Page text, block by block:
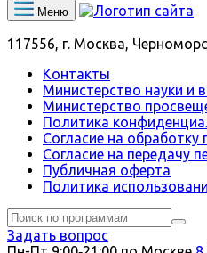
Меню
117556, г. Москва,
Контакты
Министерство науки и
Министерство
Политика
Согласие на
Согласие на передачу
Публичная оферта
Политика
Задать вопрос